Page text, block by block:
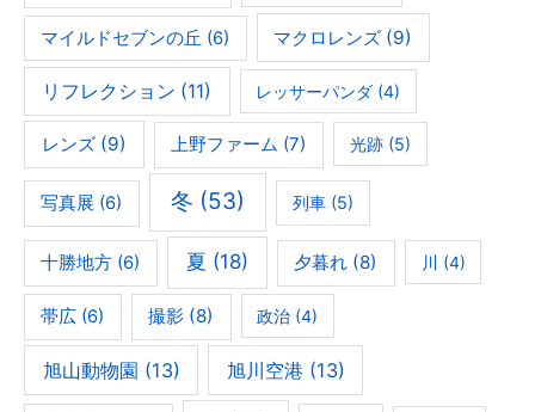
マイルドセブンの丘 (6) マクロレンズ (9)
リフレクション (11) レッサーパンダ (4)
レンズ(9) 上野ファーム (7) 光跡(5)
写真展 (6) 冬 (53) 列車(5)
十勝地方 (6) 夏 (18) 夕暮れ (8) 川 (4)
帯広 (6) 撮影 (8) 政治 (4)
旭山動物園 (13) 旭川空港 (13)